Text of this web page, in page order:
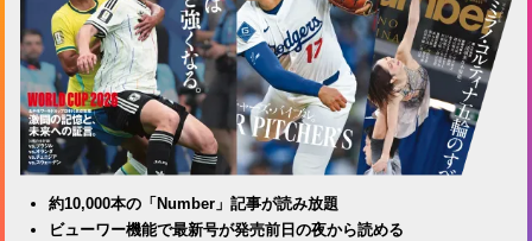
約10,000本の「Number」記事が読み放題
ビューワー機能で最新号が発売前日の夜から読める